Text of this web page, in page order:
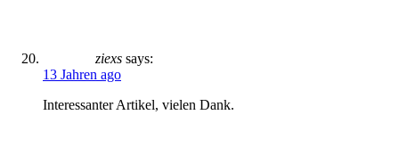
ziexs says:
13 Jahren ago
Interessanter Artikel, vielen Dank.